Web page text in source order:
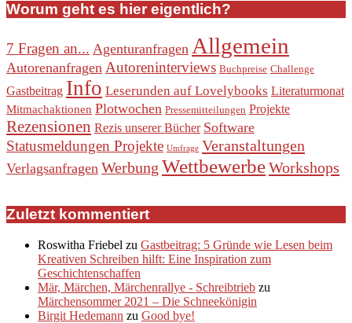
Worum geht es hier eigentlich?
7 Fragen an... Agenturanfragen Allgemein
Autorenanfragen Autoreninterviews Buchpreise Challenge
Gastbeitrag Info Leserunden auf Lovelybooks Literaturmonat
Mitmachaktionen Plotwochen Pressemitteilungen Projekte
Rezensionen Rezis unserer Bücher Software
Statusmeldungen Projekte Umfrage Veranstaltungen
Verlagsanfragen Werbung WettbewerbeWorkshops
Zuletzt kommentiert
Roswitha Friebel zu Gastbeitrag: 5 Gründe wie Lesen beim
Kreativen Schreiben hilft: Eine Inspiration zum
Geschichtenschaffen
Mär, Märchen, Märchenrallye - Schreibtrieb zu
Märchensommer 2021 – Die Schneekönigin
Birgit Hedemann zu Good bye!